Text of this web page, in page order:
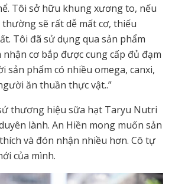
Tôi sở hữu khung xương to, nếu
sẽ rất dễ mất cơ, thiếu
Tôi đã sử dụng qua sản phẩm
cơ bắp được cung cấp đủ đạm
sản phẩm có nhiều omega, canxi,
ăn thuần thực vật..”
thương hiệu sữa hạt Taryu Nutri
lành. An Hiền mong muốn sản
và đón nhận nhiều hơn. Cô tự
của mình.